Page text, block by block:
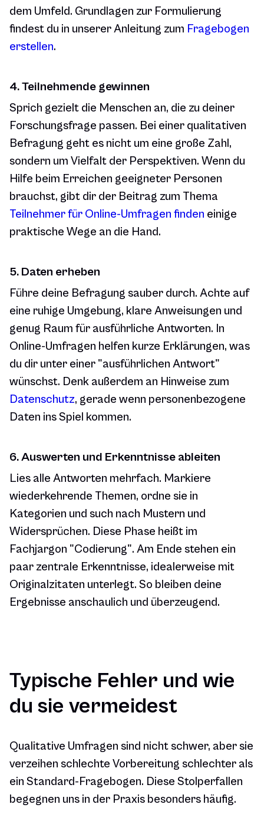
dem Umfeld. Grundlagen zur Formulierung
findest du in unserer Anleitung zum Fragebogen
erstellen.
4. Teilnehmende gewinnen
Sprich gezielt die Menschen an, die zu deiner
Forschungsfrage passen. Bei einer qualitativen
Befragung geht es nicht um eine große Zahl,
sondern um Vielfalt der Perspektiven. Wenn du
Hilfe beim Erreichen geeigneter Personen
brauchst, gibt dir der Beitrag zum Thema
Teilnehmer für Online-Umfragen finden einige
praktische Wege an die Hand.
5. Daten erheben
Führe deine Befragung sauber durch. Achte auf
eine ruhige Umgebung, klare Anweisungen und
genug Raum für ausführliche Antworten. In
Online-Umfragen helfen kurze Erklärungen, was
du dir unter einer "ausführlichen Antwort"
wünschst. Denk außerdem an Hinweise zum
Datenschutz, gerade wenn personenbezogene
Daten ins Spiel kommen.
6. Auswerten und Erkenntnisse ableiten
Lies alle Antworten mehrfach. Markiere
wiederkehrende Themen, ordne sie in
Kategorien und such nach Mustern und
Widersprüchen. Diese Phase heißt im
Fachjargon "Codierung". Am Ende stehen ein
paar zentrale Erkenntnisse, idealerweise mit
Originalzitaten unterlegt. So bleiben deine
Ergebnisse anschaulich und überzeugend.
Typische Fehler und wie
du sie vermeidest
Qualitative Umfragen sind nicht schwer, aber sie
verzeihen schlechte Vorbereitung schlechter als
ein Standard-Fragebogen. Diese Stolperfallen
begegnen uns in der Praxis besonders häufig.